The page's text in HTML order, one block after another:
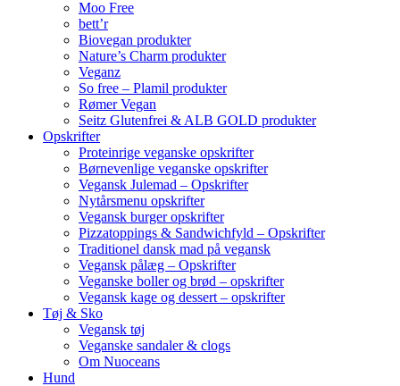
Moo Free
bett’r
Biovegan produkter
Nature’s Charm produkter
Veganz
So free – Plamil produkter
Rømer Vegan
Seitz Glutenfrei & ALB GOLD produkter
Opskrifter
Proteinrige veganske opskrifter
Børnevenlige veganske opskrifter
Vegansk Julemad – Opskrifter
Nytårsmenu opskrifter
Vegansk burger opskrifter
Pizzatoppings & Sandwichfyld – Opskrifter
Traditionel dansk mad på vegansk
Vegansk pålæg – Opskrifter
Veganske boller og brød – opskrifter
Vegansk kage og dessert – opskrifter
Tøj & Sko
Vegansk tøj
Veganske sandaler & clogs
Om Nuoceans
Hund